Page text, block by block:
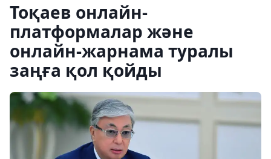
Тоқаев онлайн-
платформалар және
онлайн-жарнама туралы
заңға қол қойды